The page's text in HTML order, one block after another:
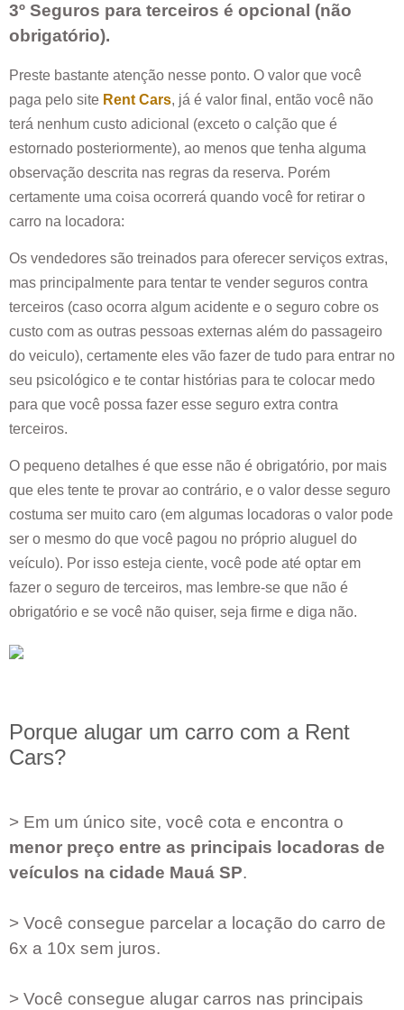
3º Seguros para terceiros é opcional (não
obrigatório).
Preste bastante atenção nesse ponto. O valor que você
paga pelo site Rent Cars, já é valor final, então você não
terá nenhum custo adicional (exceto o calção que é
estornado posteriormente), ao menos que tenha alguma
observação descrita nas regras da reserva. Porém
certamente uma coisa ocorrerá quando você for retirar o
carro na locadora:
Os vendedores são treinados para oferecer serviços extras,
mas principalmente para tentar te vender seguros contra
terceiros (caso ocorra algum acidente e o seguro cobre os
custo com as outras pessoas externas além do passageiro
do veiculo), certamente eles vão fazer de tudo para entrar no
seu psicológico e te contar histórias para te colocar medo
para que você possa fazer esse seguro extra contra
terceiros.
O pequeno detalhes é que esse não é obrigatório, por mais
que eles tente te provar ao contrário, e o valor desse seguro
costuma ser muito caro (em algumas locadoras o valor pode
ser o mesmo do que você pagou no próprio aluguel do
veículo). Por isso esteja ciente, você pode até optar em
fazer o seguro de terceiros, mas lembre-se que não é
obrigatório e se você não quiser, seja firme e diga não.
Porque alugar um carro com a Rent
Cars?
> Em um único site, você cota e encontra o
menor preço entre as principais locadoras de
veículos na cidade Mauá SP.
> Você consegue parcelar a locação do carro de
6x a 10x sem juros.
> Você consegue alugar carros nas principais